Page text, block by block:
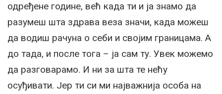
одређене године, већ када ти и ја знамо да
разумеш шта здрава веза значи, када можеш
да водиш рачуна о себи и својим границама. А
до тада, и после тога – ја сам ту. Увек можемо
да разговарамо. И ни за шта те нећу
осуђивати. Јер ти си ми најважнија особа на